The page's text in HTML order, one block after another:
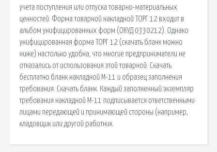
учета поступления или отпуска товарно-материальных
ценностей. Форма товарной накладной ТОРГ 12 входит в
альбом унифицированных форм (ОКУД 0330212). Однако
унифицированная форма ТОРГ 12 (скачать бланк можно
ниже) настолько удобна, что многие предприниматели не
отказались от использования этой товарной. Скачать
бесплатно бланк накладной М-11 и образец заполнения
требования. Скачать бланк. Каждый заполненный экземпляр
требования накладной М-11 подписывается ответственными
лицами передающей и принимающей стороны (например,
кладовщик или другой работник.